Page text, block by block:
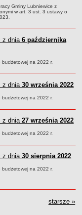
roczne
z JST
Gminy Lubniewice z
w art. 3 ust. 3 ustawy o
z dnia6 października
budżetowej na 2022 r.
z dnia30 września 2022
budżetowej na 2022 r.
z dnia27 września 2022
budżetowej na 2022 r.
z dnia30 sierpnia 2022
budżetowej na 2022 r.
starsze »